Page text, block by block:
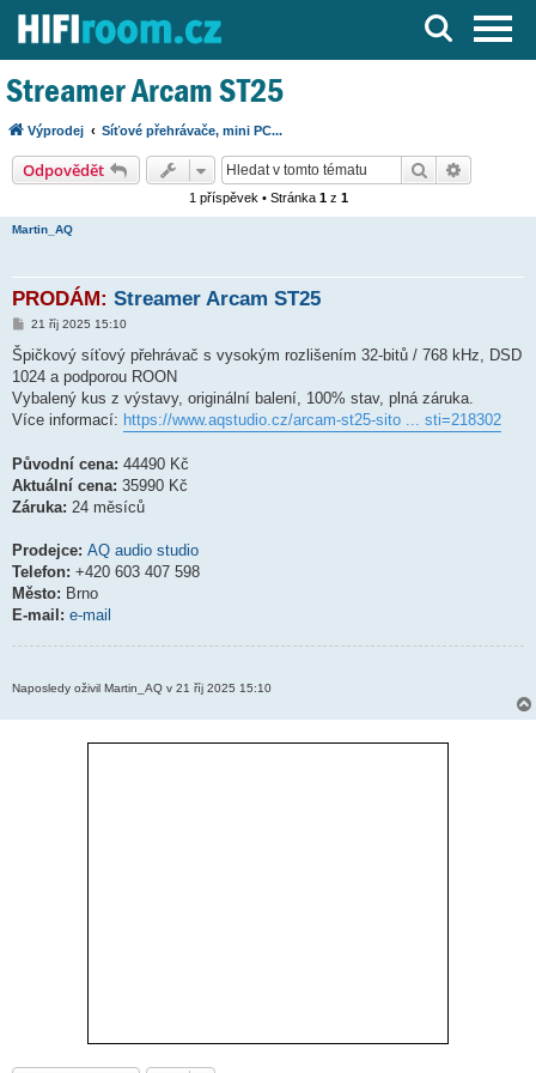
Server o Hi-Fi a AV technice
Streamer Arcam ST25
Výprodej Síťové přehrávače, mini PC...
Odpovědět Hledat
1 příspěvek • Stránka 1z 1
Martin_AQ
PRODÁM: Streamer Arcam ST25
P
í
p
ě
v
e
21 říj 2025 15:10
Špičkový síťový přehrávač s vysokým rozlišením 32-bitů / 768 kHz, DSD
1024 a podporou ROON
Vybalený kus z výstavy, originální balení, 100% stav, plná záruka.
Více informací: https://www.aqstudio.cz/arcam-st25-sito ... sti=218302
Původní cena: 44490 Kč
Aktuální cena: 35990 Kč
Záruka: 24 měsíců
Prodejce: AQ audio studio
Telefon: +420 603 407 598
Město: Brno
E-mail: e-mail
Naposledy oživil Martin_AQ v 21 říj 2025 15:10